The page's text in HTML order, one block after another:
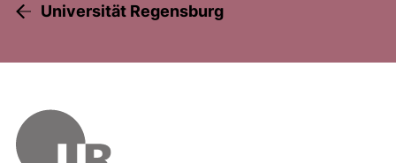
Universität Regensburg